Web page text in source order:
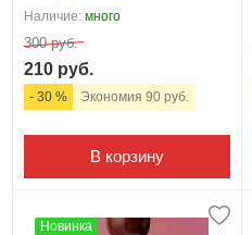
Наличие: много
300 руб.
210 руб.
- 30 % Экономия 90 руб.
В корзину
Новинка